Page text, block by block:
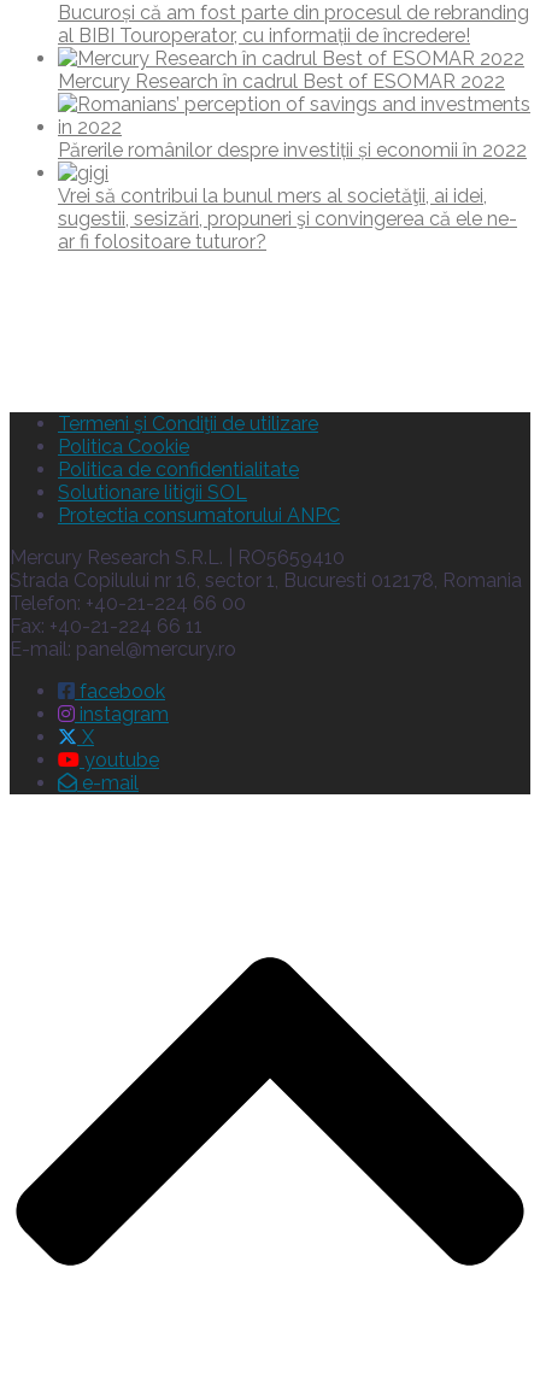
Bucuroși că am fost parte din procesul de rebranding
al BIBI Touroperator, cu informații de încredere!
Mercury Research în cadrul Best of ESOMAR 2022
Părerile românilor despre investiții și economii în 2022
Vrei să contribui la bunul mers al societăţii, ai idei,
sugestii, sesizări, propuneri şi convingerea că ele ne-
ar fi folositoare tuturor?
Termeni şi Condiţii de utilizare
Politica Cookie
Politica de confidentialitate
Solutionare litigii SOL
Protectia consumatorului ANPC
Mercury Research S.R.L. | RO5659410
Strada Copilului nr 16, sector 1, Bucuresti 012178, Romania
Telefon: +40-21-224 66 00
Fax: +40-21-224 66 11
E-mail: panel@mercury.ro
facebook
instagram
X
youtube
e-mail